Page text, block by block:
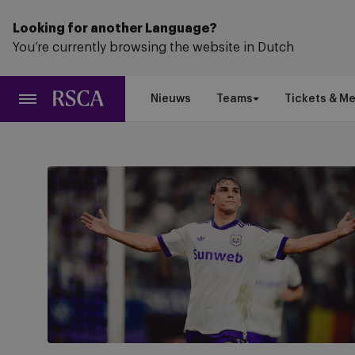
naar
hoofdinhoud
Looking for another Language?
You’re currently browsing the website in Dutch
Nieuws Teams Tickets &
5 augustus 2026
3 augustus 2026
wit
Hammarby
knie
en
het